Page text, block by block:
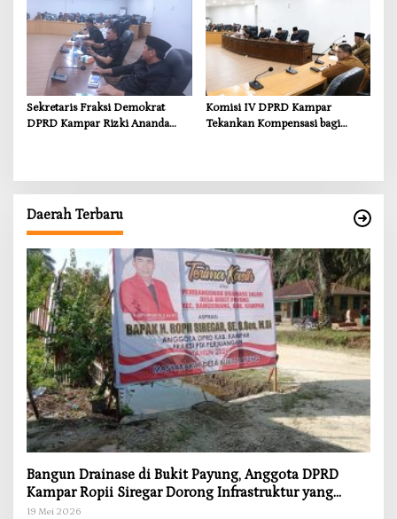
demi Wujudkan Kampar Dihati
Sekretaris Fraksi Demokrat
DPRD Kampar Rizki Ananda
Komisi IV DPRD Kampar
Tekankan Kompensasi bagi
Daerah Terbaru
Bangun Drainase di Bukit Payung, Anggota DPRD
Kampar Ropii Siregar Dorong Infrastruktur yang
Menyentuh Kebutuhan Dasar
19 Mei 2026